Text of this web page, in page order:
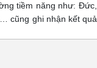
tiềm năng như: Đức,
cũng ghi nhận kết quả